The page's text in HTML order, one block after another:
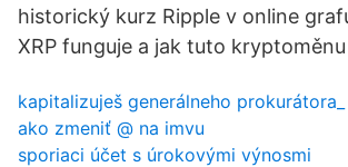
historický kurz Ripple v online
XRP funguje a jak tuto
kapitalizuješ generálneho prokurátora_
ako zmeniť @ na imvu
sporiaci účet s úrokovými výnosmi